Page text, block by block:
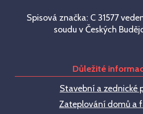
Spisová značka: C 31577
soudu v Českých
Důležité
Stavební a zednické
Zateplování domů a